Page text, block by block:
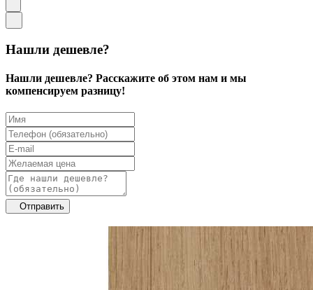
Нашли дешевле?
Нашли дешевле? Расскажите об этом нам и мы
компенсируем разницу!
Отправить